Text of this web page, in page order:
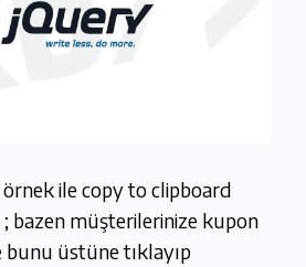
ile copy to clipboard
; bazen müşterilerinize kupon
üstüne tıklayıp